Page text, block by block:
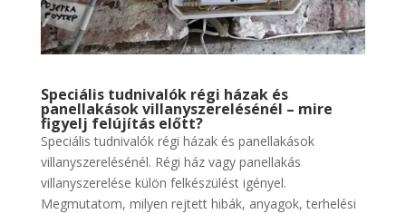
Speciális tudnivalók régi házak és
panellakások villanyszerelésénél – mire
figyelj felújítás előtt?
Speciális tudnivalók régi házak és panellakások
villanyszerelésénél. Régi ház vagy panellakás
villanyszerelése külön felkészülést igényel.
Megmutatom, milyen rejtett hibák, anyagok, terhelési